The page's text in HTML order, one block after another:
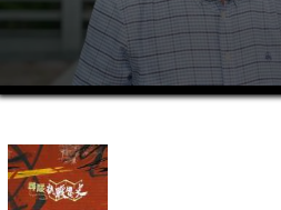
0
seconds
minutes,
6
seconds